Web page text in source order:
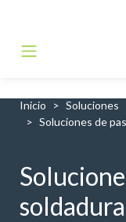
Main
Inicio Soluciones
Soluciones de